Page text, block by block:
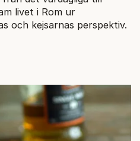
livet i Rom ur
och kejsarnas perspektiv.